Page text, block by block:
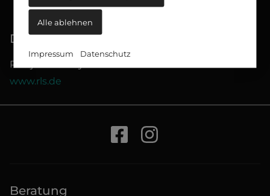
Alle ablehnen
Impressum Datenschutz
Design, 3-D und Programmierung
RLS jakobsmeyer GmbH
www.rls.de
Beratung